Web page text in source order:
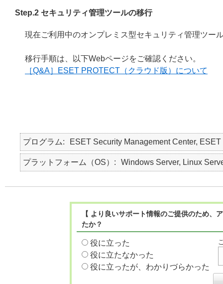
Step.2 セキュリティ管理ツールの移行
現在ご利用中のオンプレミス型セキュリティ管理ツー
移行手順は、以下Webページをご確認ください。
［Q&A］ESET PROTECT（クラウド版）について
プログラム ESET Security Management Center,
プラットフォーム（OS） Windows Server, Linux
【 より良いサポート情報のご提供のため
たか？
役に立った
役に立たなかった
役に立ったが、わかりづらかった